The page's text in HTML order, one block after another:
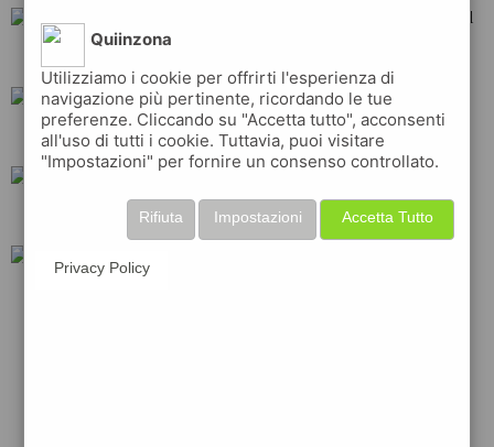
total erg ip
tamoil q8
Quiinzona
Utilizziamo i cookie per offrirti l'esperienza di
navigazione più pertinente, ricordando le tue
preferenze. Cliccando su "Accetta tutto", acconsenti
all'uso di tutti i cookie. Tuttavia, puoi visitare
"Impostazioni" per fornire un consenso controllato.
Accetta Tutto
Impostazioni
Rifiuta
Privacy Policy